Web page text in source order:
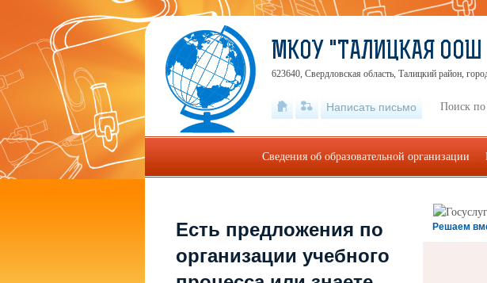
Решаем
Есть предложения по
организации учебного
МКОУ "ТАЛИЦКАЯ
623640, Свердловская область, Талицкий район,
Написать письмо
Сведения об образовательной организации